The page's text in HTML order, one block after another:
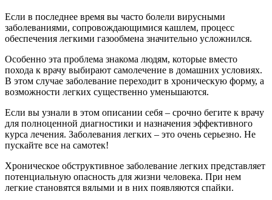
Если в последнее время вы часто болели вирусными
заболеваниями, сопровождающимися кашлем, процесс
обеспечения легкими газообмена значительно усложнился.
Особенно эта проблема знакома людям, которые вместо
похода к врачу выбирают самолечение в домашних условиях.
В этом случае заболевание переходит в хроническую форму, а
возможности легких существенно уменьшаются.
Если вы узнали в этом описании себя – срочно бегите к врачу
для полноценной диагностики и назначения эффективного
курса лечения. Заболевания легких – это очень серьезно. Не
пускайте все на самотек!
Хроническое обструктивное заболевание легких представляет
потенциальную опасность для жизни человека. При нем
легкие становятся вялыми и в них появляются спайки.